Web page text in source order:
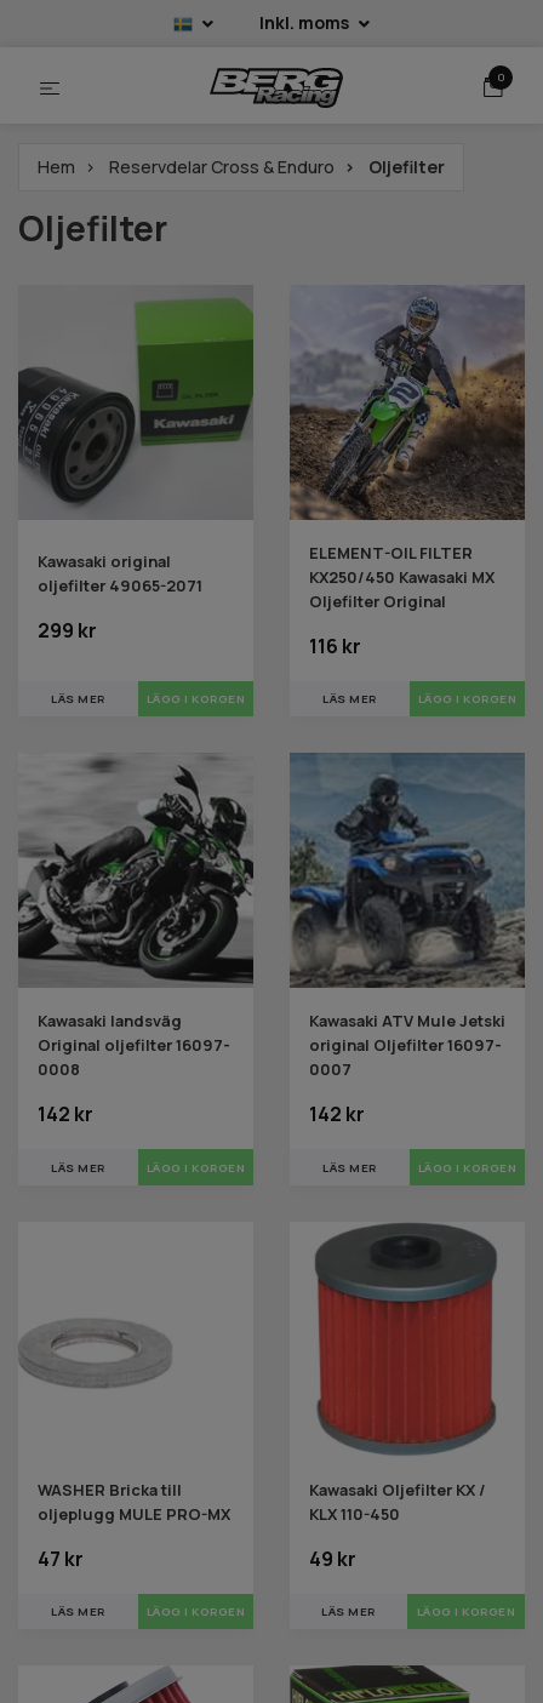
Inkl. moms
0
Hem Reservdelar Cross & Enduro Oljefilter
Oljefilter
Kawasaki original
oljefilter 49065-2071
299 kr
LÄS MER
ELEMENT-OIL FILTER
KX250/450 Kawasaki MX
Oljefilter Original
116 kr
LÄS MER
Kawasaki landsväg
Original oljefilter 16097-
0008
142 kr
LÄS MER
Kawasaki ATV Mule Jetski
original Oljefilter 16097-
0007
142 kr
LÄS MER
WASHER Bricka till
oljeplugg MULE PRO-MX
47 kr
LÄS MER
Kawasaki Oljefilter KX /
KLX 110-450
49 kr
LÄS MER LÄGG I KORGEN